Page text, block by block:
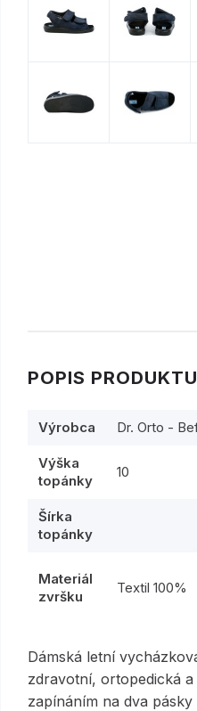
POPIS PRODUKTU
Výrobca Dr. Orto -
Výška
topánky
10
Šírka
topánky
Materiál
zvršku
Textil 100%
Dámská letní
zdravotní, ortopedická
zapínáním na dva